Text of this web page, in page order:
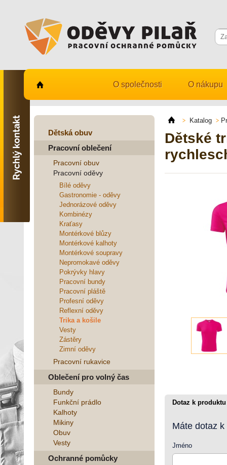
O společnosti O nákupu
Dětská obuv
Pracovní oblečení
Pracovní obuv
Pracovní oděvy
Bílé oděvy
Gastronomie - oděvy
Jednorázové oděvy
Kombinézy
Kraťasy
Montérkové blůzy
Montérkové kalhoty
Montérkové soupravy
Nepromokavé oděvy
Pokrývky hlavy
Pracovní bundy
Pracovní pláště
Profesní oděvy
Reflexní oděvy
Trika a košile
Vesty
Zástěry
Zimní oděvy
Pracovní rukavice
Oblečení pro volný čas
Bundy
Funkční prádlo
Kalhoty
Mikiny
Obuv
Vesty
Ochranné pomůcky
Katalog
Dětské
Dotaz k produktu
Máte dotaz
Jméno
Kontaktujte nás
731 482 530
info@odevy-pilar.cz
Provozovna:
Hradec Králové
Provozovna:
Stavební 1140, 500 03
Hradec Králové